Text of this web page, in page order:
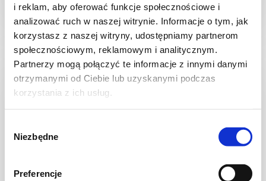
i reklam, aby oferować funkcje społecznościowe i
analizować ruch w naszej witrynie. Informacje o tym, jak
korzystasz z naszej witryny, udostępniamy partnerom
społecznościowym, reklamowym i analitycznym.
Partnerzy mogą połączyć te informacje z innymi danymi
otrzymanymi od Ciebie lub uzyskanymi podczas
korzystania z ich usług.
zgody
Niezbędne
Preferencje
598 kcal